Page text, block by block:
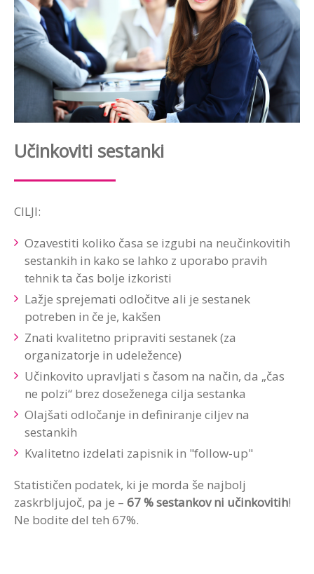
Učinkoviti sestanki
CILJI:
Ozavestiti koliko časa se izgubi na neučinkovitih
sestankih in kako se lahko z uporabo pravih
tehnik ta čas bolje izkoristi
Lažje sprejemati odločitve ali je sestanek
potreben in če je, kakšen
Znati kvalitetno pripraviti sestanek (za
organizatorje in udeležence)
Učinkovito upravljati s časom na način, da „čas
ne polzi“ brez doseženega cilja sestanka
Olajšati odločanje in definiranje ciljev na
sestankih
Kvalitetno izdelati zapisnik in "follow-up"
Statističen podatek, ki je morda še najbolj
zaskrbljujoč, pa je – 67 % sestankov ni učinkovitih!
Ne bodite del teh 67%.